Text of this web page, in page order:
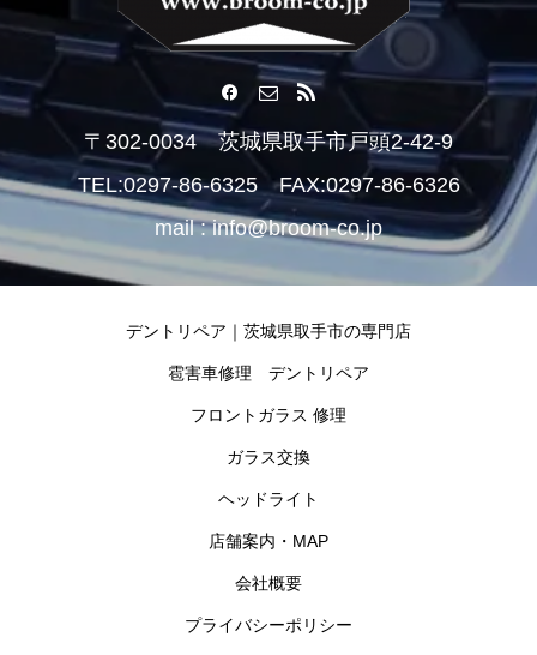
〒302-0034 茨城県取手市戸頭2-42-9
TEL:0297-86-6325 FAX:0297-86-6326
mail : info@broom-co.jp
デントリペア｜茨城県取手市の専門店
雹害車修理 デントリペア
フロントガラス 修理
ガラス交換
ヘッドライト
店舗案内・MAP
会社概要
プライバシーポリシー